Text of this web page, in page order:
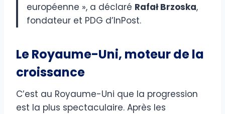
européenne », a déclaré Rafał Brzoska,
fondateur et PDG d’InPost.
Le Royaume-Uni, moteur de la
croissance
C’est au Royaume-Uni que la progression
est la plus spectaculaire. Après les